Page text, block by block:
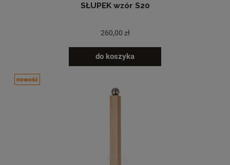
SŁUPEK wzór S20
260,00 zł
do koszyka
nowość